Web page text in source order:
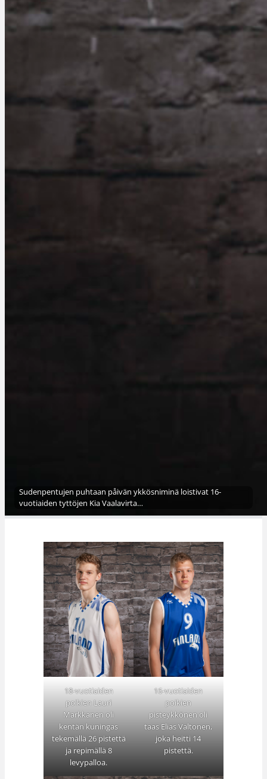
Sudenpentujen puhtaan påivän ykkösniminä loistivat 16-
vuotiaiden tyttöjen Kia Vaalavirta…
18-vuotiaiden
poikien Lauri
Markkanen oli
kentän kuningas
tekemällä 26 pistettä
ja repimällä 8
levypalloa.
16-vuotiaiden
poikien
pisteykkönen oli
taas Elias Valtonen,
joka heitti 14
pistettä.